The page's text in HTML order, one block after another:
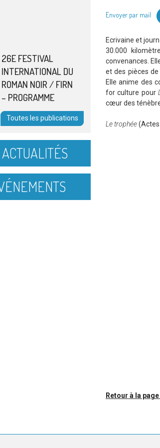
Envoyer par mail
Ecrivaine et
30.000
convenances.
et des pièces
Elle anime des
for culture pour
cœur des
Le trophée
Retour à la
26E FESTIVAL
INTERNATIONAL DU
ROMAN NOIR / FIRN
– PROGRAMME
Toutes les publications